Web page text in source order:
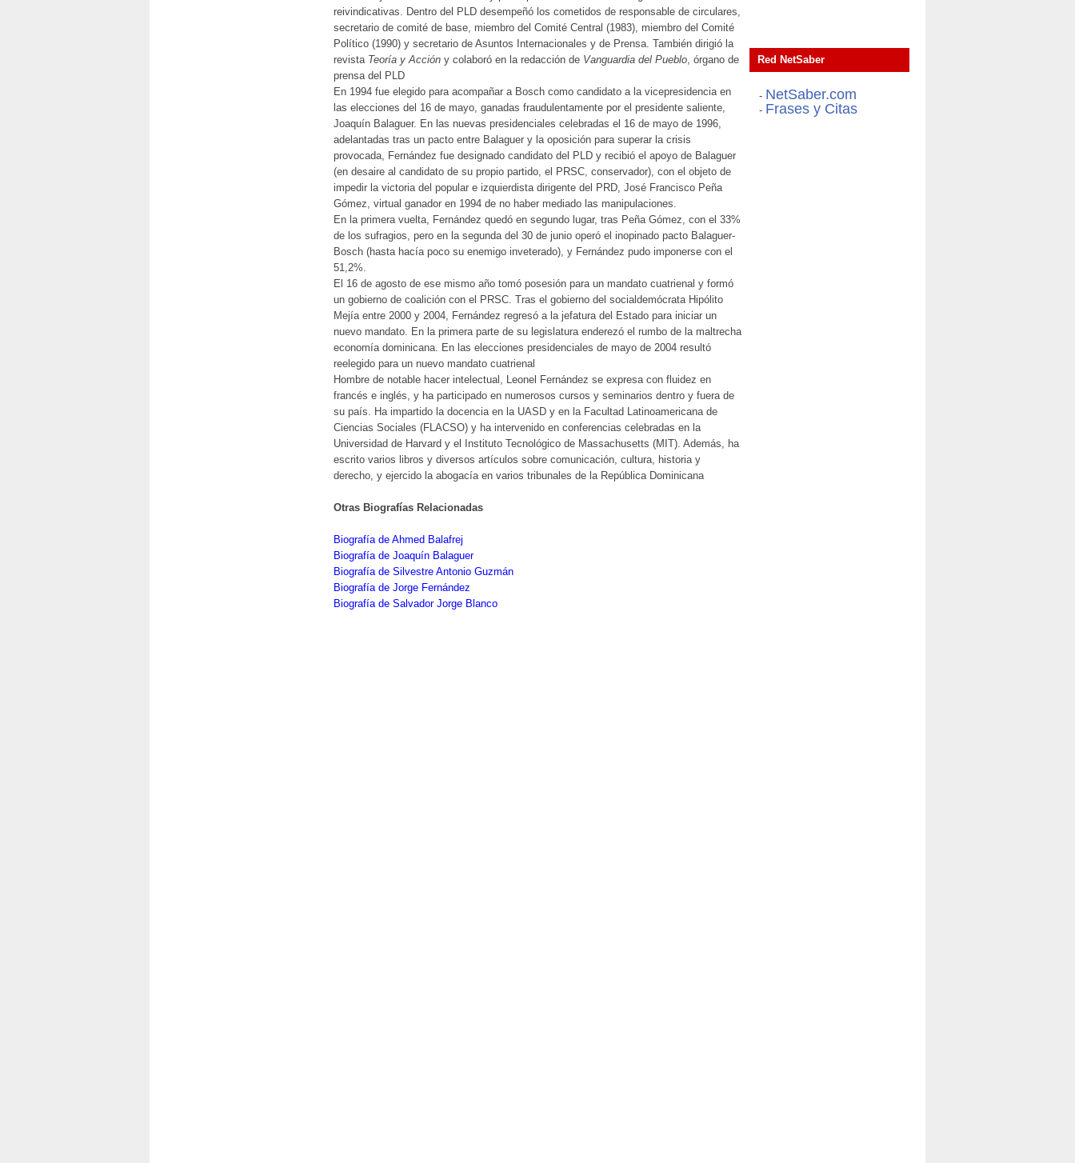
reivindicativas. Dentro del PLD desempeñó los cometidos de responsable de circulares,
secretario de comité de base, miembro del Comité Central (1983), miembro del Comité
Político (1990) y secretario de Asuntos Internacionales y de Prensa. También dirigió la
revista Teoría y Acción y colaboró en la redacción de Vanguardia del Pueblo, órgano de
prensa del PLD
En 1994 fue elegido para acompañar a Bosch como candidato a la vicepresidencia en
las elecciones del 16 de mayo, ganadas fraudulentamente por el presidente saliente,
Joaquín Balaguer. En las nuevas presidenciales celebradas el 16 de mayo de 1996,
adelantadas tras un pacto entre Balaguer y la oposición para superar la crisis
provocada, Fernández fue designado candidato del PLD y recibió el apoyo de Balaguer
(en desaire al candidato de su propio partido, el PRSC, conservador), con el objeto de
impedir la victoria del popular e izquierdista dirigente del PRD, José Francisco Peña
Gómez, virtual ganador en 1994 de no haber mediado las manipulaciones.
En la primera vuelta, Fernández quedó en segundo lugar, tras Peña Gómez, con el 33%
de los sufragios, pero en la segunda del 30 de junio operó el inopinado pacto Balaguer-
Bosch (hasta hacía poco su enemigo inveterado), y Fernández pudo imponerse con el
51,2%.
El 16 de agosto de ese mismo año tomó posesión para un mandato cuatrienal y formó
un gobierno de coalición con el PRSC. Tras el gobierno del socialdemócrata Hipólito
Mejía entre 2000 y 2004, Fernández regresó a la jefatura del Estado para iniciar un
nuevo mandato. En la primera parte de su legislatura enderezó el rumbo de la maltrecha
economía dominicana. En las elecciones presidenciales de mayo de 2004 resultó
reelegido para un nuevo mandato cuatrienal
Hombre de notable hacer intelectual, Leonel Fernández se expresa con fluidez en
francés e inglés, y ha participado en numerosos cursos y seminarios dentro y fuera de
su país. Ha impartido la docencia en la UASD y en la Facultad Latinoamericana de
Ciencias Sociales (FLACSO) y ha intervenido en conferencias celebradas en la
Universidad de Harvard y el Instituto Tecnológico de Massachusetts (MIT). Además, ha
escrito varios libros y diversos artículos sobre comunicación, cultura, historia y
derecho, y ejercido la abogacía en varios tribunales de la República Dominicana
Otras Biografías Relacionadas
Biografía de Ahmed Balafrej
Biografía de Joaquín Balaguer
Biografía de Silvestre Antonio Guzmán
Biografía de Jorge Fernández
Biografía de Salvador Jorge Blanco
Red NetSaber
- NetSaber.com
- Frases y Citas